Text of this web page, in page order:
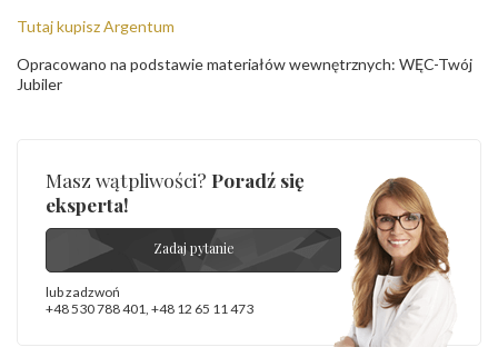
Tutaj kupisz Argentum
Opracowano na podstawie materiałów wewnętrznych: WĘC-Twój
Jubiler
Masz wątpliwości? Poradź się
eksperta!
Zadaj pytanie
lub zadzwoń
+48 530 788 401, +48 12 65 11 473